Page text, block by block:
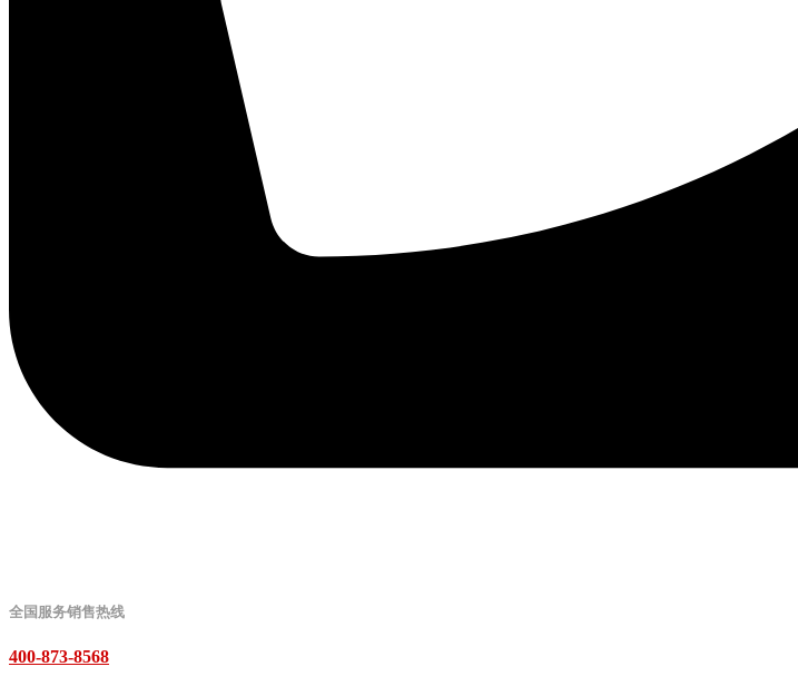
全国服务销售热线
400-873-8568